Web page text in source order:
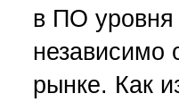
в ПО уровня
независимо
рынке. Как